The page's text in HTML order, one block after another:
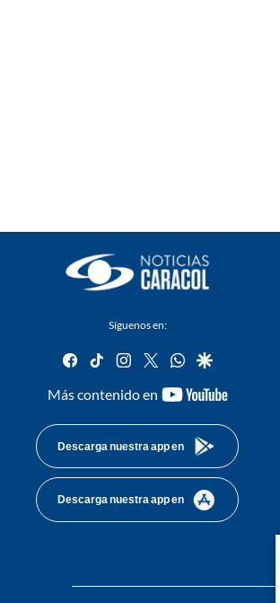
Síguenos en:
facebook
tiktok instagram
twitterwhatsapp
google
Más contenido en
youtube-
Descarga nuestra app en
Descarga nuestra app en